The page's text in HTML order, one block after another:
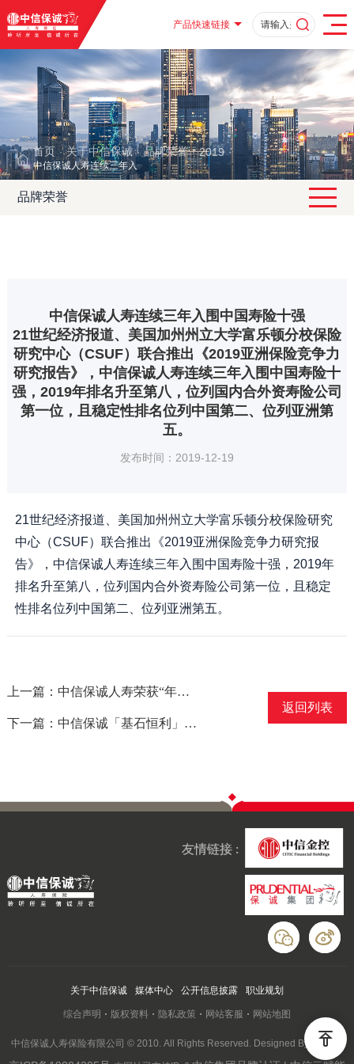
产品快速链接
首页 · 关于中信保诚 · 品牌荣誉 · 2019 ·
中信保诚人寿连续三年入围中国寿险十强
品牌荣誉
中信保诚人寿连续三年入围中国寿险十强
21世纪经济报道、美国加州州立大学富乐顿分校保险
研究中心（CSUF）联合推出《2019亚洲保险竞争力
研究报告》，中信保诚人寿连续三年入围中国寿险十
强，2019年排名升至第八，位列国内合外资寿险公司
第一位，且稳定性排名位列中国第二、位列亚洲第
五。
发布时间：2019-12-19
21世纪经济报道、美国加州州立大学富乐顿分校保险研究
中心（CSUF）联合推出《2019亚洲保险竞争力研究报
告》，中信保诚人寿连续三年入围中国寿险十强，2019年
排名升至第八，位列国内合外资寿险公司第一位，且稳定
性排名位列中国第二、位列亚洲第五。
上一篇：中信保诚人寿荣获“年度最佳保险品牌”大奖
下一篇：中信保诚「基石恒利」终身寿险获得“2019年度最佳资产配置保险产品”称号2019/11/4
返回列表
友情链接 :
关于中信保诚 媒体中心 公开信息披露 职业规划
综合声明 版权资料 隐私政策 网站客服 网站地图
中信保诚人寿保险有限公司 © 2010. All Rights Reserved. Designed By Wanhu